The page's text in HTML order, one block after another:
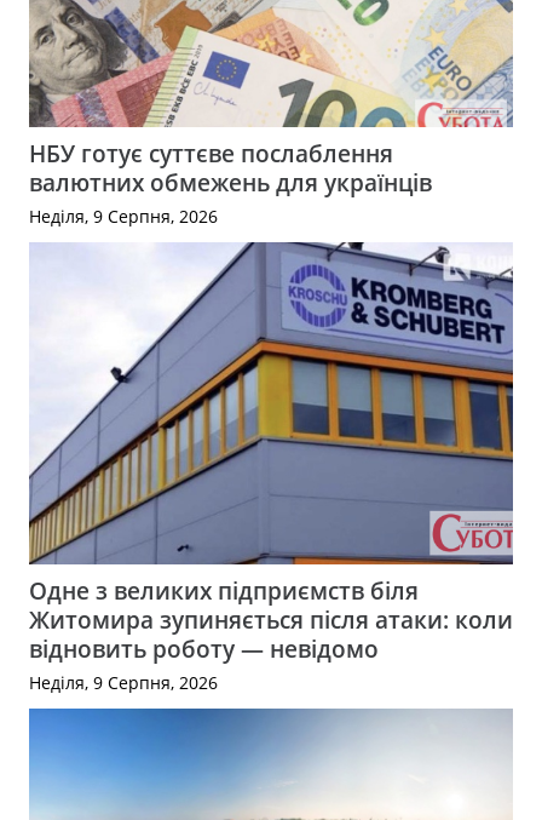
НБУ готує суттєве послаблення
валютних обмежень для українців
Неділя, 9 Серпня, 2026
Одне з великих підприємств біля
Житомира зупиняється після атаки: коли
відновить роботу — невідомо
Неділя, 9 Серпня, 2026